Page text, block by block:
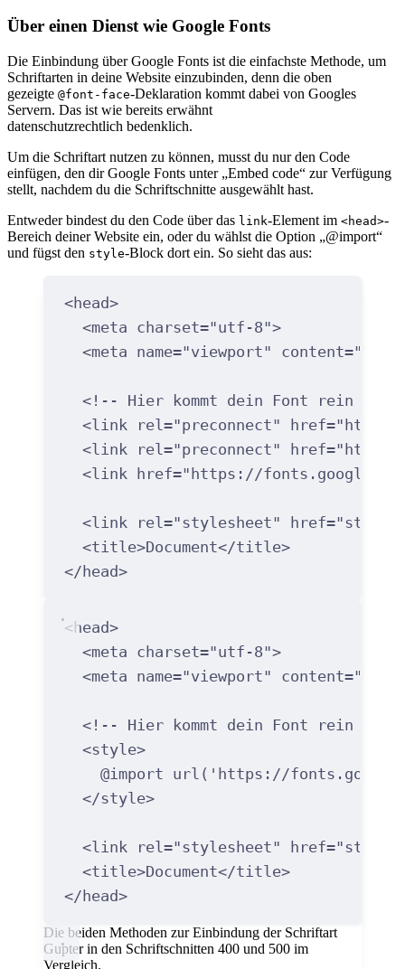
Über einen Dienst wie Google Fonts
Die Einbindung über Google Fonts ist die einfachste Methode, um
Schriftarten in deine Website einzubinden, denn die oben
gezeigte @font-face-Deklaration kommt dabei von Googles
Servern. Das ist wie bereits erwähnt
datenschutzrechtlich bedenklich.
Um die Schriftart nutzen zu können, musst du nur den Code
einfügen, den dir Google Fonts unter „Embed code“ zur Verfügung
stellt, nachdem du die Schriftschnitte ausgewählt hast.
Entweder bindest du den Code über das link-Element im <head>-
Bereich deiner Website ein, oder du wählst die Option „@import“
und fügst den style-Block dort ein. So sieht das aus:
<head>
<meta charset="utf-8">
<meta name="viewport" content=
<!-- Hier kommt dein Font rein -->
<link rel="preconnect" href=
<link rel="preconnect" href=
<link href="https://
<link rel="stylesheet" href=
<title>Document</title>
</ head>
< head>
<meta charset="utf-8">
<meta name="viewport" content=
<!-- Hier kommt dein Font rein -->
<style>
@import url ( 'https://
</style>
<link rel="stylesheet" href=
<title>Document</title>
</ head>
Die beiden Methoden zur Einbindung der Schriftart
Gupter in den Schriftschnitten 400 und 500 im
Vergleich.